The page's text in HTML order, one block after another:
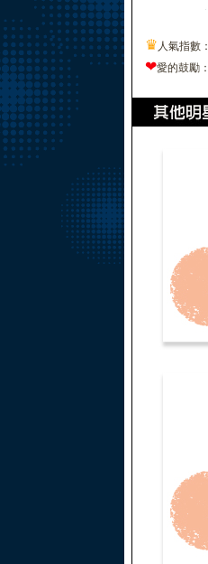
♛ 人氣指數：
❤愛的鼓勵：